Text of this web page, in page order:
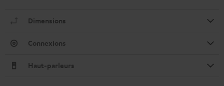
Dimensions
Connexions
Haut-parleurs